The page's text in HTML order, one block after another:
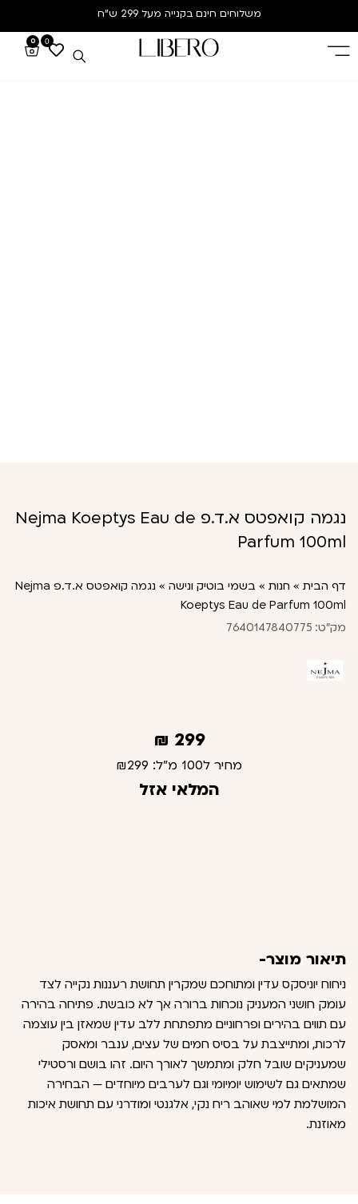
משלוחים חינם בקנייה מעל 299 ש”ח
0
0
נגמה קואפטס א.ד.פ Nejma Koeptys Eau de
Parfum 100ml
דף הבית » חנות » בשמי בוטיק ונישה »
נגמה קואפטס א.ד.פ Nejma
Koeptys Eau de Parfum 100ml
מק"ט: 7640147840775
299
₪
מחיר ל100 מ"ל: ₪299
המלאי אזל
תיאור מוצר-
ניחוח יוניסקס עדין ומתוחכם שמקרין תחושת רעננות נקייה לצד
עומק חושני המעניק נוכחות ברורה אך לא כובשת. פתיחה בהירה
עם תווים בהירים ופרחוניים מתפתחת ללב עדין שמאזן בין עוצמה
לרכות, ומתייצבת על בסיס חמים של עצים, ענבר ומאסק
שמעניקים שובל חלק ומתמשך לאורך היום. זהו בושם ורסטילי
שמתאים גם לשימוש יומיומי וגם לערבים מיוחדים — הבחירה
המושלמת למי שאוהב ריח נקי, אלגנטי ומודרני עם תחושת איכות
מאוזנת.